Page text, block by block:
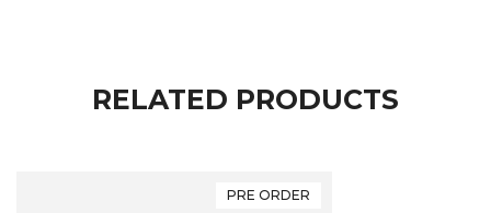
RELATED PRODUCTS
PRE ORDER